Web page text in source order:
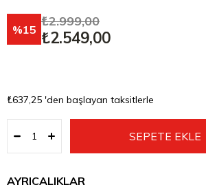
15
₺2.999,00
₺2.549,00
₺637,25 'den başlayan taksitlerle
AYRICALIKLAR